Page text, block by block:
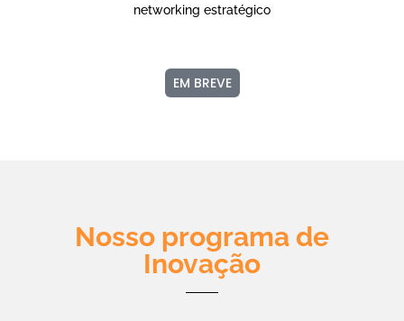
networking estratégico
EM BREVE
Nosso programa de
Inovação